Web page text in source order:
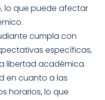
lo que puede afectar
cumpla con
específicas,
libertad académica.
en cuanto a las
horarios, lo que